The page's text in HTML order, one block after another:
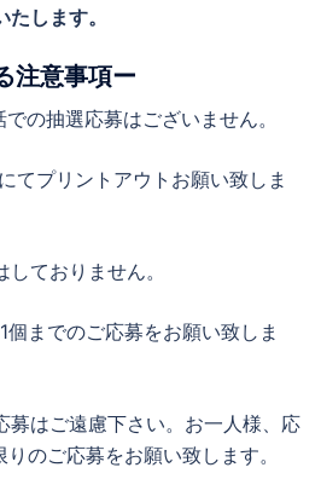
します。
注意事項ー
の抽選応募はございません。
てプリントアウトお願い致しま
しておりません。
個までのご応募をお願い致しま
募はご遠慮下さい。お一人様、応
のご応募をお願い致します。